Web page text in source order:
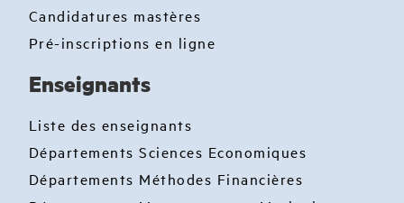
Candidatures mastères
Pré-inscriptions en ligne
Enseignants
Liste des enseignants
Départements Sciences Economiques
Départements Méthodes Financières